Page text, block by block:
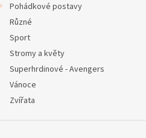
Pohádkové postavy
Různé
Sport
Stromy a květy
Superhrdinové - Avengers
Vánoce
Zvířata